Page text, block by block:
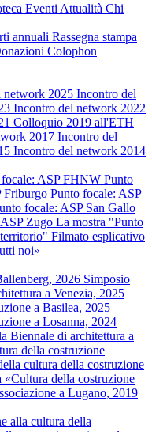
Eventi Attualità Chi
annuali Rassegna stampa
Colophon
network 2025 Incontro del
Incontro del network 2022
Colloquio 2019 all'ETH
2017 Incontro del
Incontro del network 2014
ASP FHNW Punto
Friburgo Punto focale: ASP
focale: ASP San Gallo
Zugo La mostra "Punto
Filmato esplicativo
noi»
2026 Simposio
a Venezia, 2025
a Basilea, 2025
a Losanna, 2024
Biennale di architettura a
della costruzione
cultura della costruzione
«Cultura della costruzione
a Lugano, 2019
alla cultura della